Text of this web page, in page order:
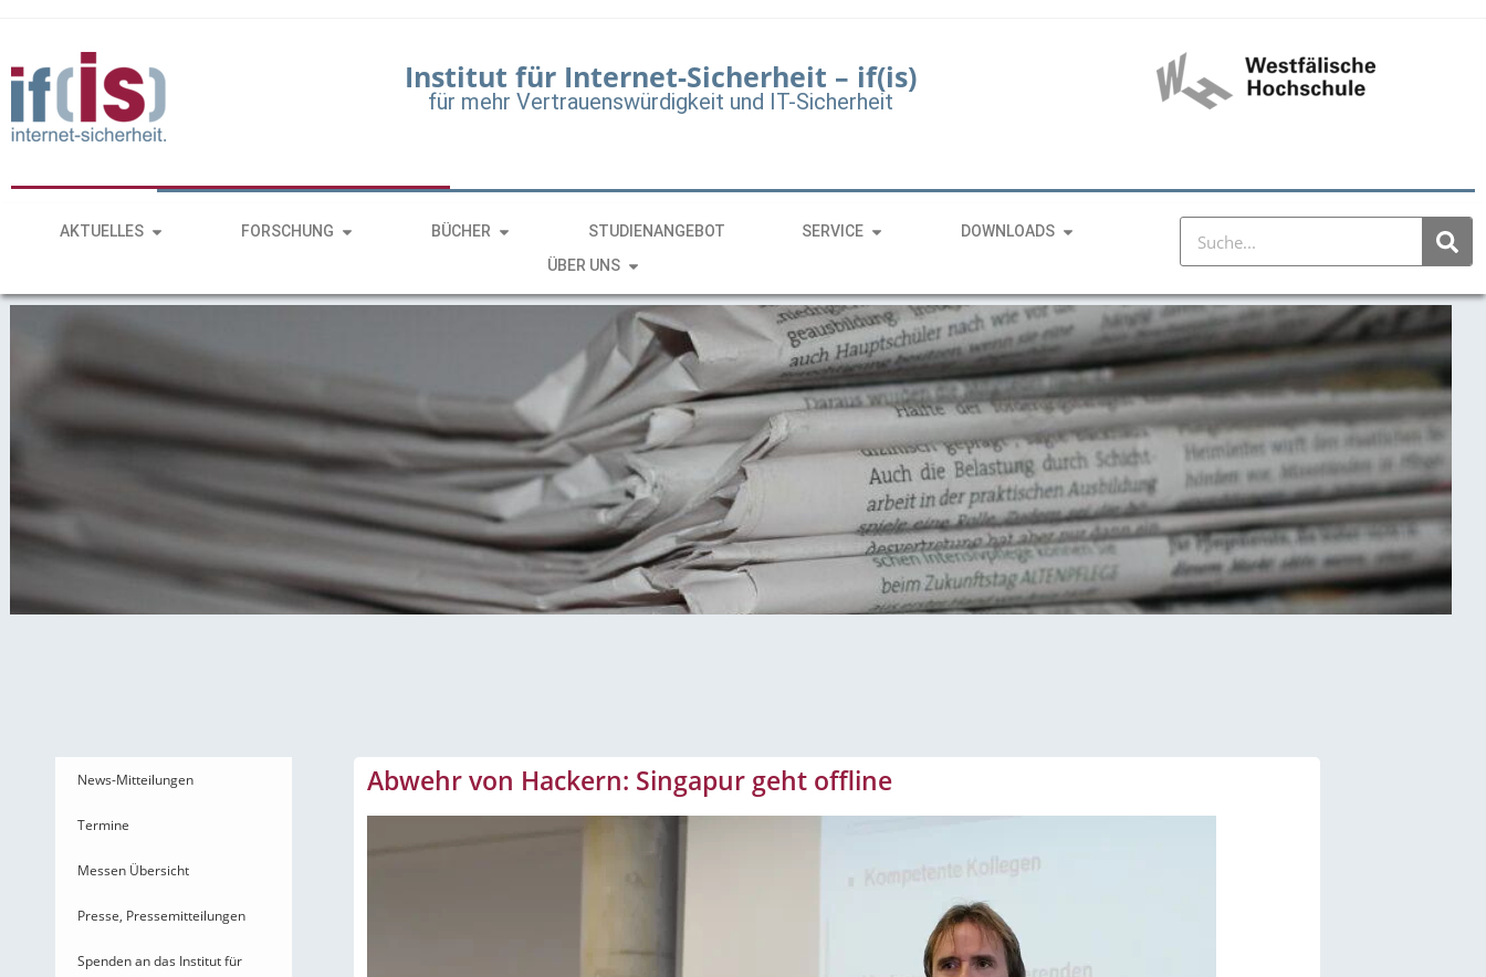
Institut für Internet-Sicherheit – if(is)
für mehr Vertrauenswürdigkeit und IT-Sicherheit
AKTUELLES FORSCHUNG BÜCHER STUDIENANGEBOT SERVICE
DOWNLOADS
ÜBER UNS
News-Mitteilungen
Termine
Messen Übersicht
Presse, Pressemitteilungen
Spenden an das Institut für
Abwehr von Hackern: Singapur geht offline